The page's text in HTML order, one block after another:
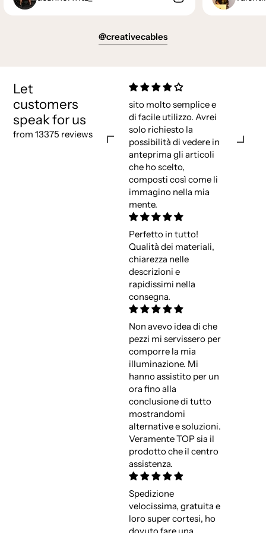
@creativecables
Let
customers
speak for us
from 13375 reviews
sito molto semplice e
di facile utilizzo. Avrei
solo richiesto la
possibilità di vedere in
anteprima gli articoli
che ho scelto,
composti così come li
immagino nella mia
mente.
Perfetto in tutto!
Qualità dei materiali,
chiarezza nelle
descrizioni e
rapidissimi nella
consegna.
Non avevo idea di che
pezzi mi servissero per
comporre la mia
illuminazione. Mi
hanno assistito per un
ora fino alla
conclusione di tutto
mostrandomi
alternative e soluzioni.
Veramente TOP sia il
prodotto che il centro
assistenza.
Spedizione
velocissima, gratuita e
loro super cortesi, ho